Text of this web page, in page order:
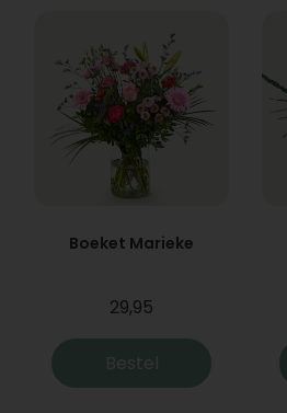
Boeket Marieke
29,95
Bestel